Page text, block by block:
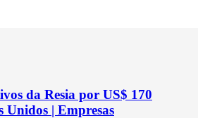
da Resia por US$ 170
Unidos | Empresas